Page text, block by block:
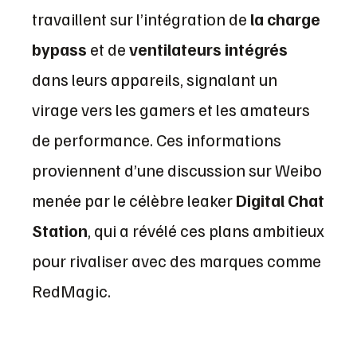
travaillent sur l’intégration de la charge
bypass et deventilateurs intégrés
dans leurs appareils, signalant un
virage vers les gamers et les amateurs
de performance. Ces informations
proviennent d’une discussion sur Weibo
menée par le célèbre leakerDigital Chat
Station, qui a révélé ces plans ambitieux
pour rivaliser avec des marques comme
RedMagic.